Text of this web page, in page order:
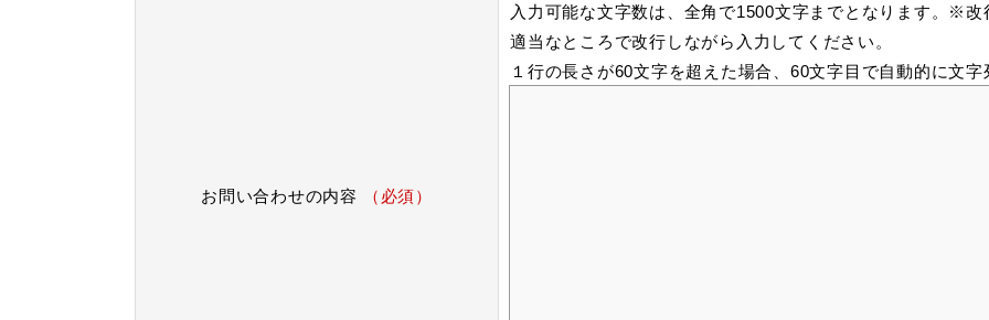
お問い合わせの内容 （必須）
入力可能な文字数は、全角で1500文字までとなります。※改
適当なところで改行しながら入力してください。
１行の長さが60文字を超えた場合、60文字目で自動的に文字